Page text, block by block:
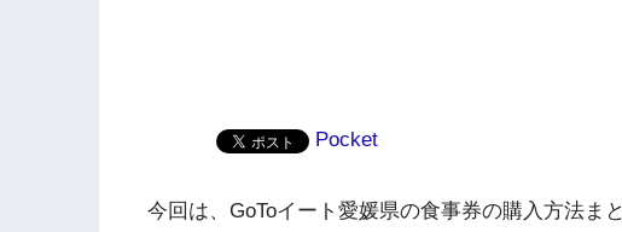
Pocket
今回は、GoToイート愛媛県の食事券の購入方法ま